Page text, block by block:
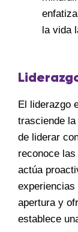
la vida
El liderazgo
trasciende
de liderar
reconoce
actúa
experiencias
apertura y
establece